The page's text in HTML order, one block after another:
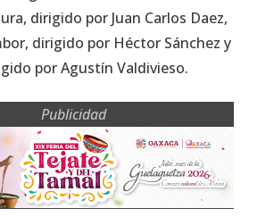
dirigido por Juan Carlos Daez,
dirigido por Héctor Sánchez y
por Agustín Valdivieso.
Publicidad